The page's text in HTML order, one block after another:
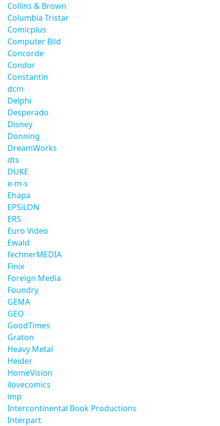
Collins & Brown
Columbia Tristar
Comicplus
Computer Bild
Concorde
Condor
Constantin
dcm
Delphi
Desperado
Disney
Donning
DreamWorks
dts
DUKE
e-m-s
Ehapa
EPSiLON
ERS
Euro Video
Ewald
fechnerMEDIA
Finix
Foreign Media
Foundry
GEMA
GEO
GoodTimes
Graton
Heavy Metal
Heider
HomeVision
ilovecomics
imp
Intercontinental Book Productions
Interpart